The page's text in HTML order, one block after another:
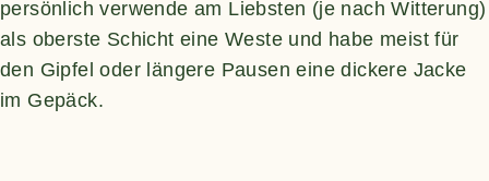
persönlich verwende am Liebsten (je nach Witterung)
als oberste Schicht eine Weste und habe meist für
den Gipfel oder längere Pausen eine dickere Jacke
im Gepäck.